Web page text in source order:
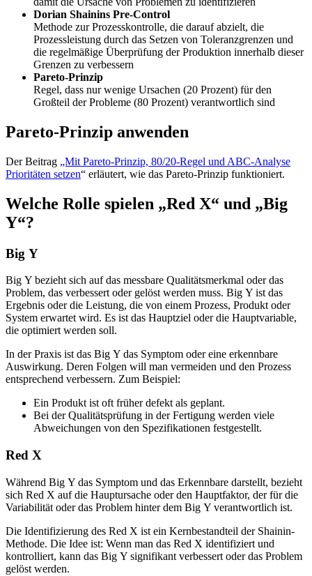
Dorian Shainins Pre-Control
Methode zur Prozesskontrolle, die darauf abzielt, die
Prozessleistung durch das Setzen von Toleranzgrenzen und
die regelmäßige Überprüfung der Produktion innerhalb dieser
Grenzen zu verbessern
Pareto-Prinzip
Regel, dass nur wenige Ursachen (20 Prozent) für den
Großteil der Probleme (80 Prozent) verantwortlich sind
Pareto-Prinzip anwenden
Der Beitrag „Mit Pareto-Prinzip, 80/20-Regel und ABC-Analyse
Prioritäten setzen“ erläutert, wie das Pareto-Prinzip funktioniert.
Welche Rolle spielen „Red X“ und „Big
Y“?
Big Y
Big Y bezieht sich auf das messbare Qualitätsmerkmal oder das
Problem, das verbessert oder gelöst werden muss. Big Y ist das
Ergebnis oder die Leistung, die von einem Prozess, Produkt oder
System erwartet wird. Es ist das Hauptziel oder die Hauptvariable,
die optimiert werden soll.
In der Praxis ist das Big Y das Symptom oder eine erkennbare
Auswirkung. Deren Folgen will man vermeiden und den Prozess
entsprechend verbessern. Zum Beispiel:
Ein Produkt ist oft früher defekt als geplant.
Bei der Qualitätsprüfung in der Fertigung werden viele
Abweichungen von den Spezifikationen festgestellt.
Red X
Während Big Y das Symptom und das Erkennbare darstellt, bezieht
sich Red X auf die Hauptursache oder den Hauptfaktor, der für die
Variabilität oder das Problem hinter dem Big Y verantwortlich ist.
Die Identifizierung des Red X ist ein Kernbestandteil der Shainin-
Methode. Die Idee ist: Wenn man das Red X identifiziert und
kontrolliert, kann das Big Y signifikant verbessert oder das Problem
gelöst werden.